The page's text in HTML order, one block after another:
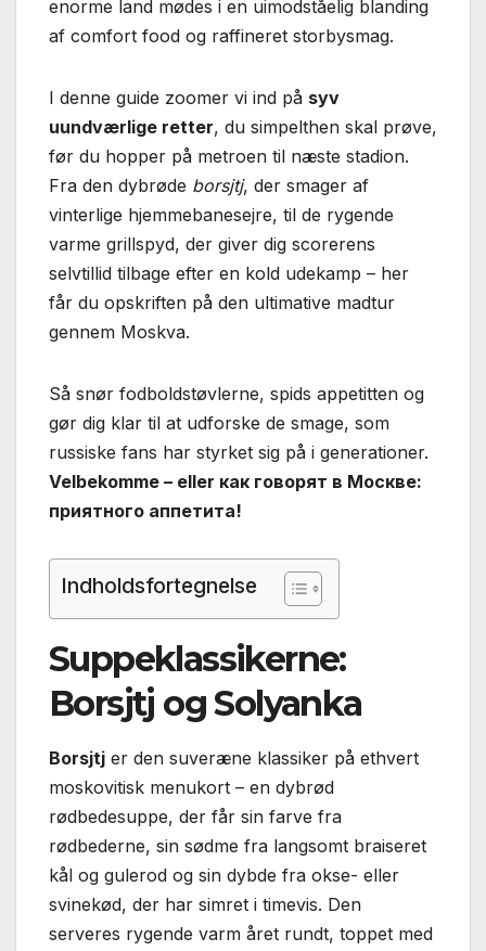
enorme land mødes i en uimodståelig blanding
af comfort food og raffineret storbysmag.
I denne guide zoomer vi ind på syv
uundværlige retter, du simpelthen skal prøve,
før du hopper på metroen til næste stadion.
Fra den dybrøde borsjtj, der smager af
vinterlige hjemmebanesejre, til de rygende
varme grillspyd, der giver dig scorerens
selvtillid tilbage efter en kold udekamp – her
får du opskriften på den ultimative madtur
gennem Moskva.
Så snør fodboldstøvlerne, spids appetitten og
gør dig klar til at udforske de smage, som
russiske fans har styrket sig på i generationer.
Velbekomme – eller как говорят в Москве:
приятного аппетита!
Indholdsfortegnelse
Suppeklassikerne:
Borsjtj og Solyanka
Borsjtj er den suveræne klassiker på ethvert
moskovitisk menukort – en dybrød
rødbedesuppe, der får sin farve fra
rødbederne, sin sødme fra langsomt braiseret
kål og gulerod og sin dybde fra okse- eller
svinekød, der har simret i timevis. Den
serveres rygende varm året rundt, toppet med